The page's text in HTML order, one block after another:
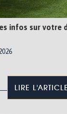
infos sur votre
LIRE L'ARTICLE